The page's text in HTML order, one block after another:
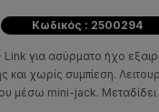
Κωδικός : 2500294
για ασύρματο ήχο
και χωρίς συμπίεση.
μέσω mini-jack.